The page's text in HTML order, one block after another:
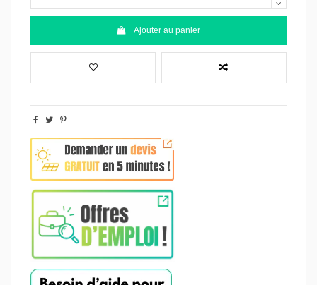
Ajouter au panier